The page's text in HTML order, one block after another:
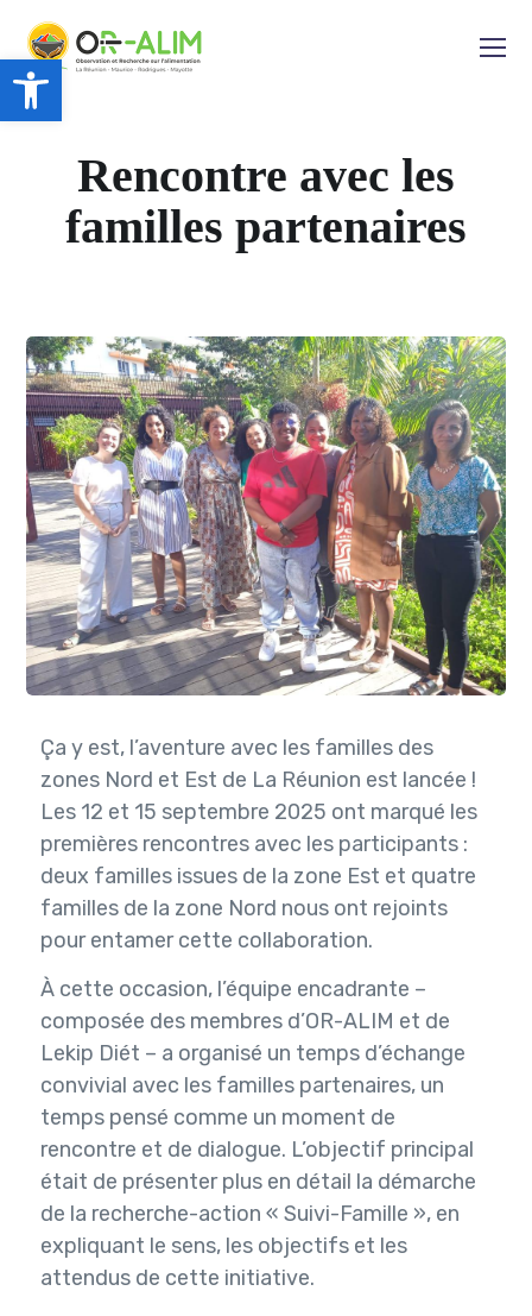
Ouvrir la barre d’outils
Rencontre avec les
familles partenaires
Ça y est, l’aventure avec les familles des
zones Nord et Est de La Réunion est lancée !
Les 12 et 15 septembre 2025 ont marqué les
premières rencontres avec les participants :
deux familles issues de la zone Est et quatre
familles de la zone Nord nous ont rejoints
pour entamer cette collaboration.
À cette occasion, l’équipe encadrante –
composée des membres d’OR-ALIM et de
Lekip Diét – a organisé un temps d’échange
convivial avec les familles partenaires, un
temps pensé comme un moment de
rencontre et de dialogue. L’objectif principal
était de présenter plus en détail la démarche
de la recherche-action « Suivi-Famille », en
expliquant le sens, les objectifs et les
attendus de cette initiative.